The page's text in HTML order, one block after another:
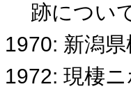
跡につい
1970: 新潟
1972: 現棲